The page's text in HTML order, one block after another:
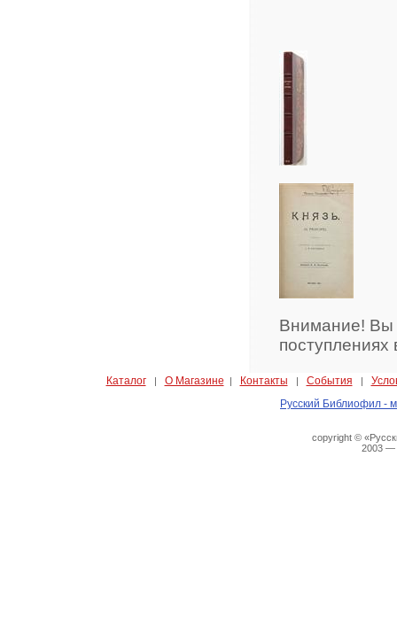
Внимание! Вы
Каталог| О Магазине | Контакты | События |
Русский Библиофил -
copyright ©
2003 —